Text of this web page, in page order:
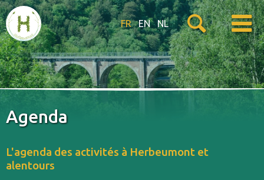
FR EN NL
Agenda
L'agenda des activités à Herbeumont et
alentours